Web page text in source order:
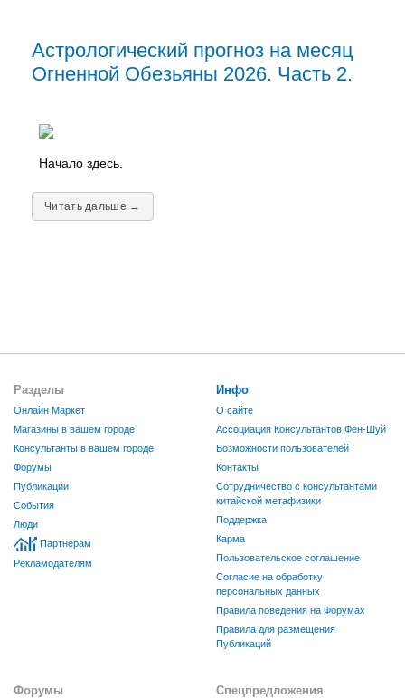
Астрологический прогноз на месяц
Огненной Обезьяны 2026. Часть 2.
Начало здесь.
Читать дальше →
Разделы
Онлайн Маркет
Магазины в вашем городе
Консультанты в вашем городе
Форумы
Публикации
События
Люди
Партнерам
Рекламодателям
Инфо
О сайте
Ассоциация Консультантов Фен-Шуй
Возможности пользователей
Контакты
Сотрудничество с консультантами
китайской метафизики
Поддержка
Карма
Пользовательское соглашение
Согласие на обработку
персональных данных
Правила поведения на Форумах
Правила для размещения
Публикаций
Форумы Спецпредложения